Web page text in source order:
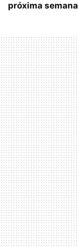
próxima semana